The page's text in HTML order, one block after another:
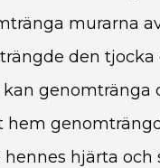
murarna
den
kan
hem
hjärta och